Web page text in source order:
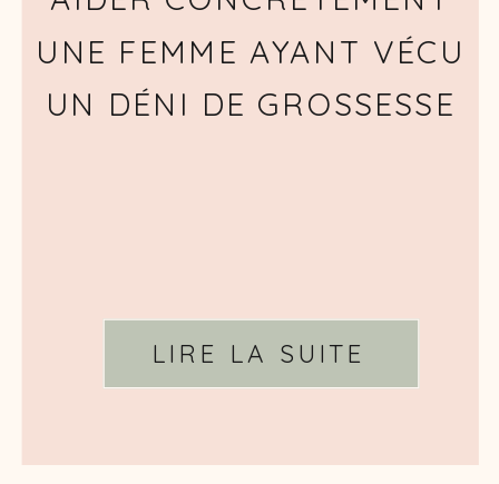
UNE FEMME AYANT VÉCU
UN DÉNI DE GROSSESSE
LIRE LA SUITE